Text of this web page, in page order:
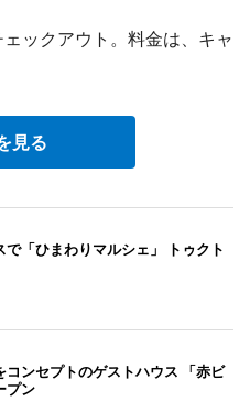
ックアウト。料金は、キャ
見る
「ひまわりマルシェ」 トゥクト
コンセプトのゲストハウス 「赤ビ
プン